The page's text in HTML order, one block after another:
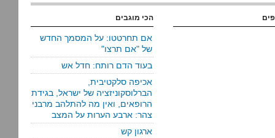
הכי מוגבים
אם תחרטטו: על המסמך החדש
של "אם תרצו"
בעוד הדם רותח: חדל אש
אכיפה סלקטיבית,
הברלוסקוניזציה של ישראל, בגידת
הרופאים, ואין מה להתלהב מרבני
צהר: ארבע הערות על המצב
ארגון קש